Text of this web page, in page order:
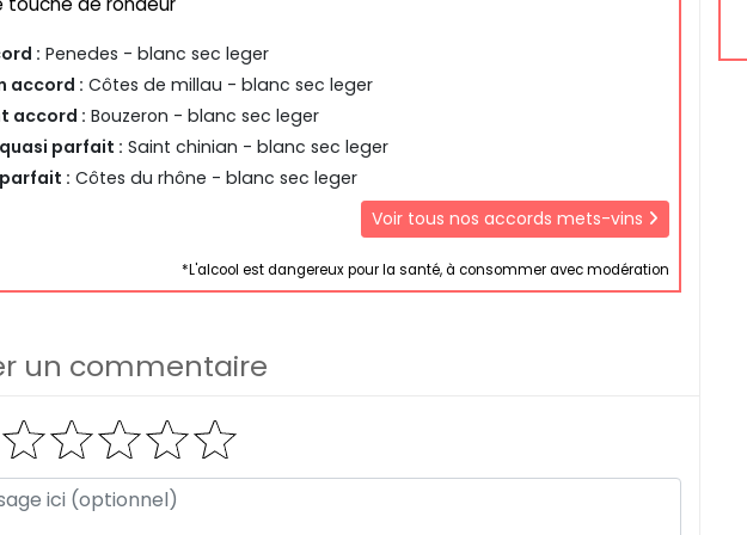
: Penedes - blanc sec leger
accord : Côtes de millau - blanc sec leger
accord : Bouzeron - blanc sec leger
parfait : Saint chinian - blanc sec leger
: Côtes du rhône - blanc sec leger
Voir tous nos accords mets-vins
*L'alcool est dangereux pour la santé, à consommer avec modération
un commentaire